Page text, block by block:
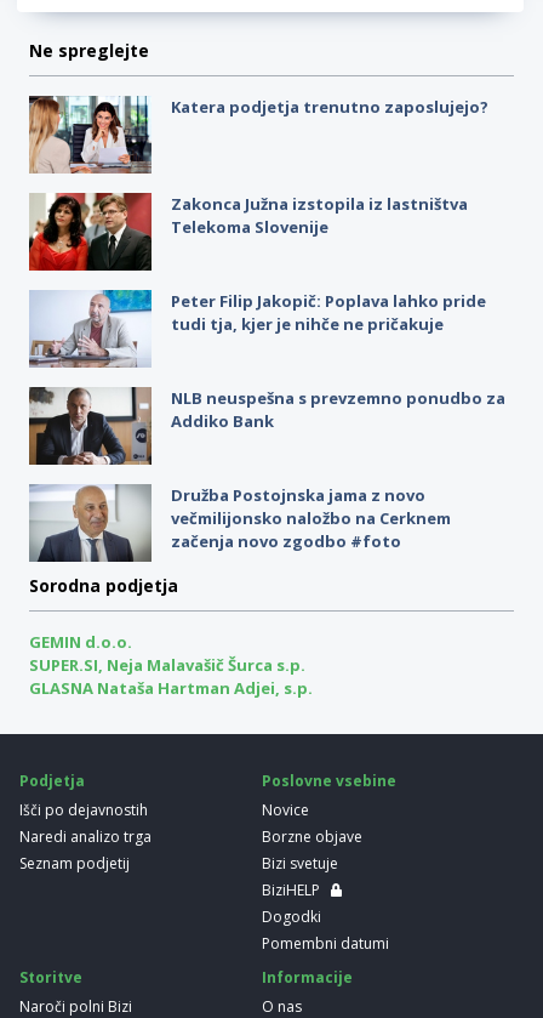
Ne spreglejte
Katera podjetja trenutno zaposlujejo?
Zakonca Južna izstopila iz lastništva
Telekoma Slovenije
Peter Filip Jakopič: Poplava lahko pride
tudi tja, kjer je nihče ne pričakuje
NLB neuspešna s prevzemno ponudbo za
Addiko Bank
Družba Postojnska jama z novo
večmilijonsko naložbo na Cerknem
začenja novo zgodbo #foto
Sorodna podjetja
GEMIN d.o.o.
SUPER.SI, Neja Malavašič Šurca s.p.
GLASNA Nataša Hartman Adjei, s.p.
Podjetja
Išči po dejavnostih
Naredi analizo trga
Seznam podjetij
Poslovne vsebine
Novice
Borzne objave
Bizi svetuje
BiziHELP
Dogodki
Pomembni datumi
Storitve
Naroči polni Bizi
Informacije
O nas